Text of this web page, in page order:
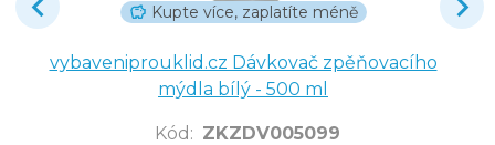
Kupte více, zaplatíte méně
vybaveniprouklid.cz Dávkovač zpěňovacího
mýdla bílý - 500 ml
Kód : ZKZDV005099